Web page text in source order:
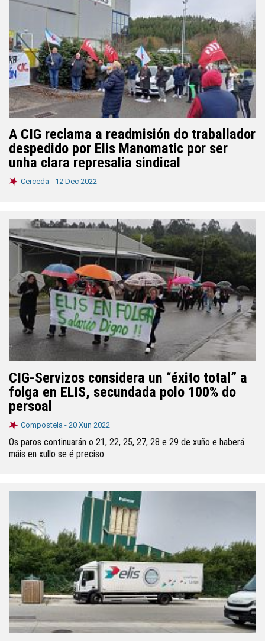
A CIG reclama a readmisión do traballador
despedido por Elis Manomatic por ser
unha clara represalia sindical
Cerceda - 12 Dec 2022
CIG-Servizos considera un “éxito total” a
folga en ELIS, secundada polo 100% do
persoal
Compostela - 20 Xun 2022
Os paros continuarán o 21, 22, 25, 27, 28 e 29 de xuño e haberá
máis en xullo se é preciso